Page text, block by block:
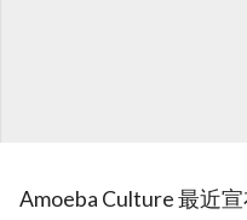
Amoeba Culture 最近